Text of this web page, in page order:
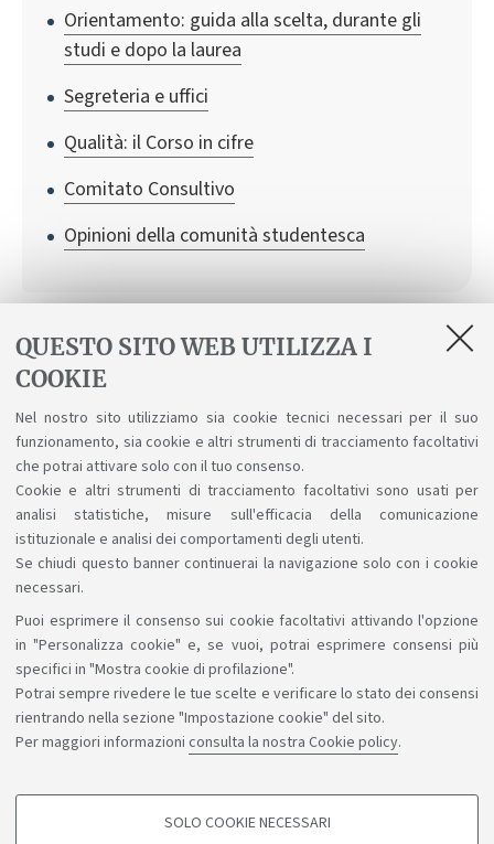
QUESTO SITO WEB UTILIZZA I
COOKIE
Nel nostro sito utilizziamo sia cookie tecnici necessari per il suo
funzionamento, sia cookie e altri strumenti di tracciamento facoltativi
che potrai attivare solo con il tuo consenso.
Cookie e altri strumenti di tracciamento facoltativi sono usati per
analisi statistiche, misure sull'efficacia della comunicazione
istituzionale e analisi dei comportamenti degli utenti.
Se chiudi questo banner continuerai la navigazione solo con i cookie
necessari.
Puoi esprimere il consenso sui cookie facoltativi attivando l'opzione
in "Personalizza cookie" e, se vuoi, potrai esprimere consensi più
specifici in "Mostra cookie di profilazione".
Potrai sempre rivedere le tue scelte e verificare lo stato dei consensi
rientrando nella sezione "Impostazione cookie" del sito.
Per maggiori informazioni consulta la nostra Cookie policy.
SOLO COOKIE NECESSARI
Orientamento: guida alla scelta, durante gli
studi e dopo la laurea
Segreteria e uffici
Qualità: il Corso in cifre
Comitato Consultivo
Opinioni della comunità studentesca
Regolamenti
Regolamento Studenti d'Ateneo
Regolamento didattico a.a. 26/27
Sosteniamo il diritto alla conoscenza
Seguici su: